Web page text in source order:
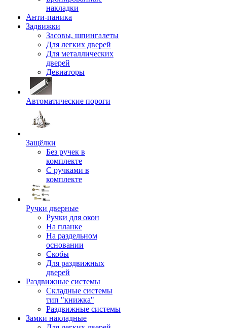
накладки
Анти-паника
Задвижки
Засовы, шпингалеты
Для легких дверей
Для металлических
дверей
Девиаторы
Автоматические пороги
Защёлки
Без ручек в
комплекте
С ручками в
комплекте
Ручки дверные
Ручки для окон
На планке
На раздельном
основании
Скобы
Для раздвижных
дверей
Раздвижные системы
Складные системы
тип "книжка"
Раздвижные системы
Замки накладные